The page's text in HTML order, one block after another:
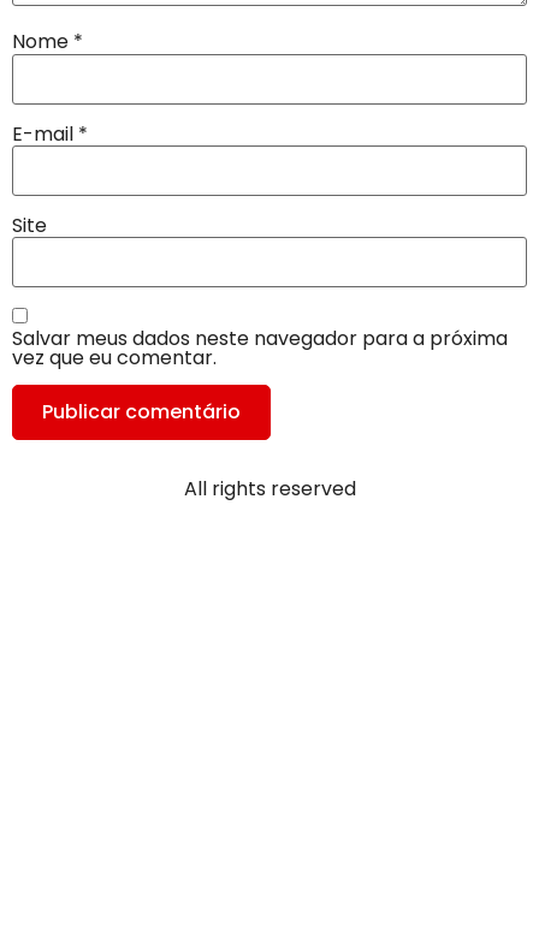
Nome *
E-mail *
Site
Salvar meus dados neste navegador para a próxima
vez que eu comentar.
All rights reserved